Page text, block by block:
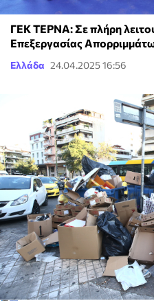
ΓΕΚ ΤΕΡΝΑ: Σε πλήρη
Επεξεργασίας
Ελλάδα 24.04.2025 16:56